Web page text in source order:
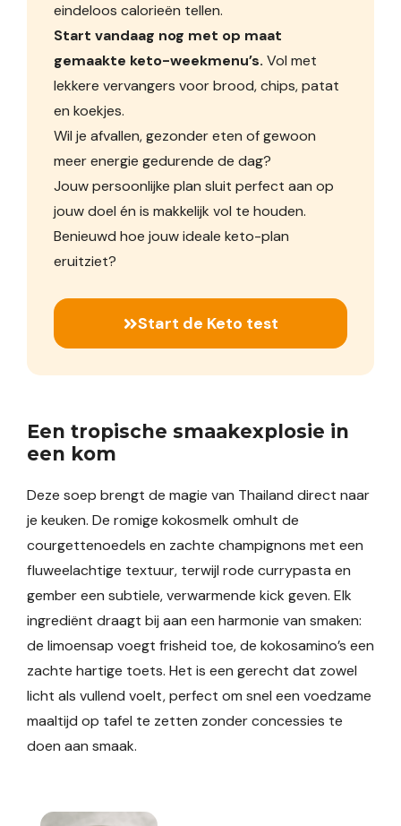
eindeloos calorieën tellen.
Start vandaag nog met op maat
gemaakte keto-weekmenu’s. Vol met
lekkere vervangers voor brood, chips, patat
en koekjes.
Wil je afvallen, gezonder eten of gewoon
meer energie gedurende de dag?
Jouw persoonlijke plan sluit perfect aan op
jouw doel én is makkelijk vol te houden.
Benieuwd hoe jouw ideale keto-plan
eruitziet?
Start de Keto test
Een tropische smaakexplosie in
een kom
Deze soep brengt de magie van Thailand direct naar
je keuken. De romige kokosmelk omhult de
courgettenoedels en zachte champignons met een
fluweelachtige textuur, terwijl rode currypasta en
gember een subtiele, verwarmende kick geven. Elk
ingrediënt draagt bij aan een harmonie van smaken:
de limoensap voegt frisheid toe, de kokosamino’s een
zachte hartige toets. Het is een gerecht dat zowel
licht als vullend voelt, perfect om snel een voedzame
maaltijd op tafel te zetten zonder concessies te
doen aan smaak.